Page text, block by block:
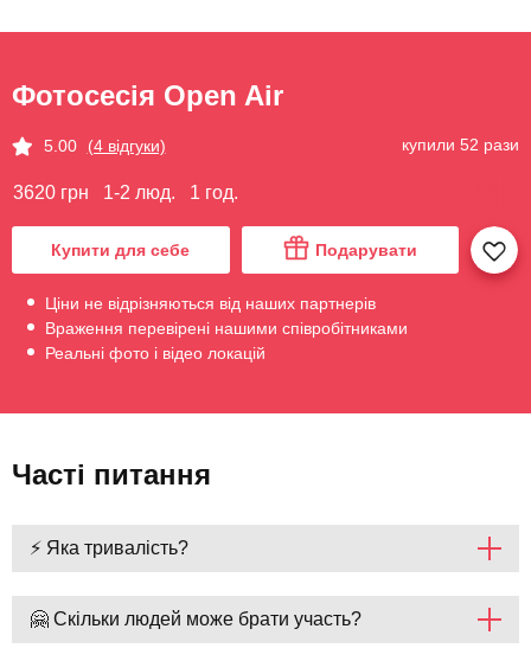
Фотосесія Open Air
5.00 (4 відгуки) купили 52 рази
3620 грн 1-2 люд. 1 год.
Купити для себе Подарувати
Ціни не відрізняються від наших партнерів
Враження перевірені нашими співробітниками
Реальні фото і відео локацій
Часті питання
⚡ Яка тривалість?
🤗 Скільки людей може брати участь?